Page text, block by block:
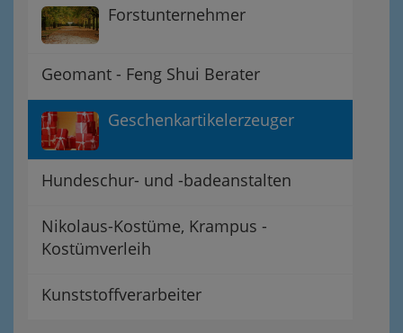
Forstunternehmer
Geomant - Feng Shui Berater
Geschenkartikelerzeuger
Hundeschur- und -badeanstalten
Nikolaus-Kostüme, Krampus -
Kostümverleih
Kunststoffverarbeiter